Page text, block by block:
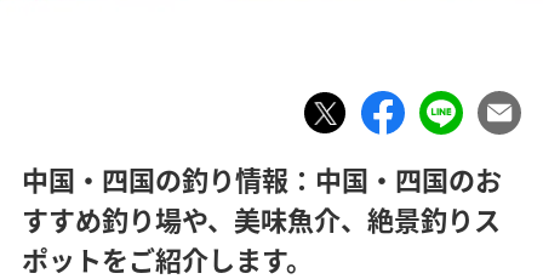
中国・四国の釣り情報：中国・四国のお
すすめ釣り場や、美味魚介、絶景釣りス
ポットをご紹介します。